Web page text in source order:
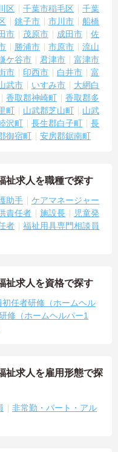
区 千葉市稲毛区
千葉
銚子市 市川市
船橋
市 茂原市 成田市
佐
勝浦市 市原市
流山
ケ谷市 君津市
富津市
市 印西市 白井市
富
武市 いすみ市
大網白
香取郡神崎町
香取郡多
町 山武郡芝山町
山武
沢町 長生郡白子町
長
御宿町 安房郡鋸南町
祉求人を職種で探す
助手
ケアマネージャー
責任者 施設長
児童発
者
福祉用具専門相談員
祉求人を資格で探す
初任者研修（ホームヘル
修（ホームヘルパー1
祉求人を雇用形態で探
非常勤・パート・アル